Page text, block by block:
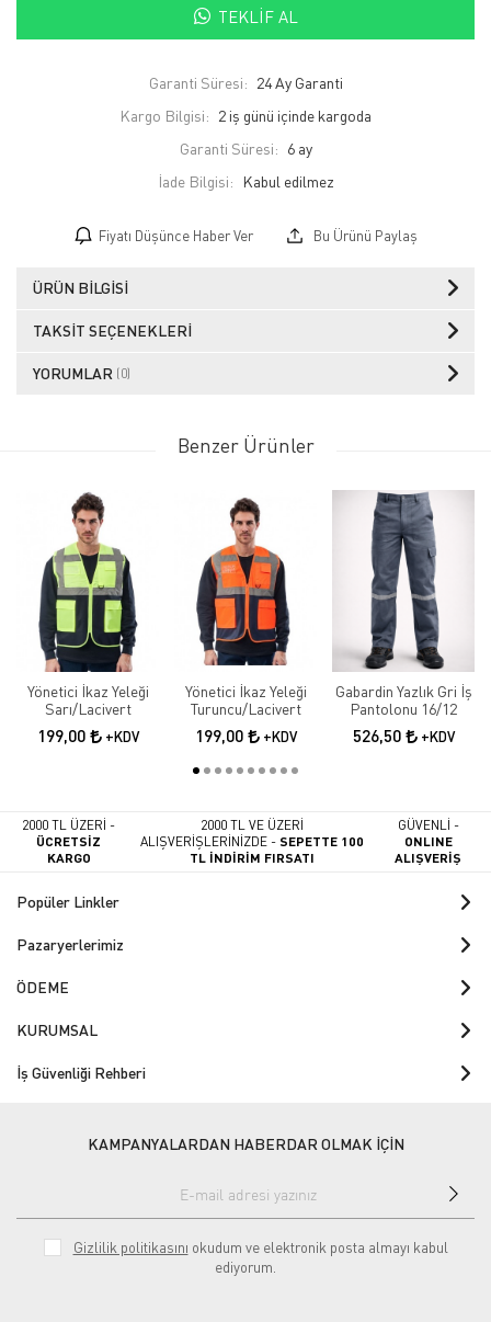
TEKLIF AL
Garanti Süresi: 24 Ay Garanti
Kargo Bilgisi: 2 iş günü içinde kargoda
Garanti Süresi: 6 ay
İade Bilgisi:
Fiyatı Düşünce Haber Ver Bu Ürünü Paylaş
ÜRÜN BILGISI
TAKSIT SEÇENEKLERI
YORUMLAR (0)
Benzer Ürünler
Yönetici İkaz Yeleği
Sarı/Lacivert
199,00 +KDV
Yönetici İkaz Yeleği
Turuncu/Lacivert
199,00 +KDV
Gabardin Yazlık Gri İş
Pantolonu 16/12
526,50 +KDV
2000 TL ÜZERİ -
ÜCRETSİZ
KARGO
2000 TL VE ÜZERİ
ALIŞVERİŞLERİNİZDE -SEPETTE 100
TL İNDİRİM FIRSATI
GÜVENLİ -
ONLINE
ALIŞVERİŞ
Popüler Linkler
Pazaryerlerimiz
ÖDEME
KURUMSAL
İş Güvenliği Rehberi
KAMPANYALARDAN HABERDAR OLMAK İÇİN
Gizlilik politikasını okudum ve elektronik posta almayı kabul
ediyorum.